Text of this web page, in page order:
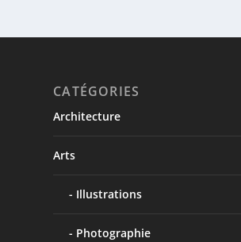
CATÉGORIES
Architecture
Arts
Illustrations
Photographie